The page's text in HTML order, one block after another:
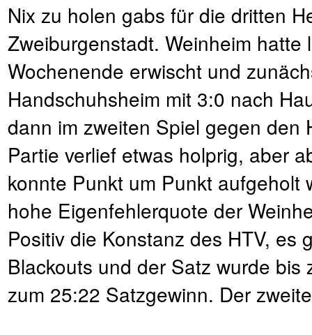
Nix zu holen gabs für die dritten
Zweiburgenstadt. Weinheim hatte
Wochenende erwischt und
Handschuhsheim mit 3:0 nach
dann im zweiten Spiel gegen den
Partie verlief etwas holprig, aber
konnte Punkt um Punkt aufgeholt
hohe Eigenfehlerquote der
Positiv die Konstanz des HTV, es
Blackouts und der Satz wurde
zum 25:22 Satzgewinn. Der